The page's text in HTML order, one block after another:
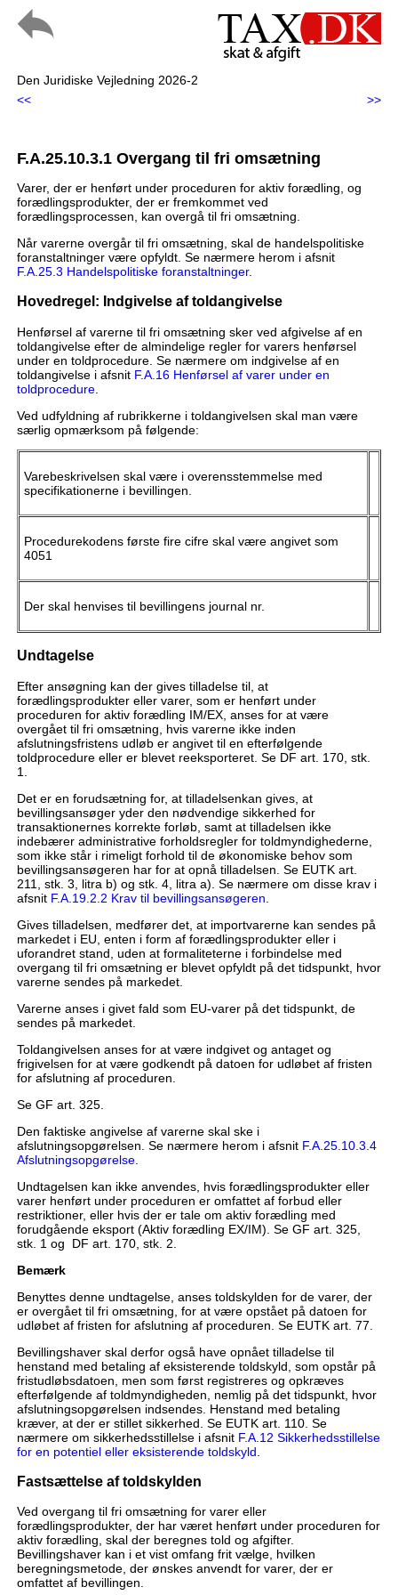
Den Juridiske Vejledning 2026-2
<<
>>
F.A.25.10.3.1 Overgang til fri omsætning
Varer, der er henført under proceduren for aktiv forædling, og
forædlingsprodukter, der er fremkommet ved
forædlingsprocessen, kan overgå til fri omsætning.
Når varerne overgår til fri omsætning, skal de handelspolitiske
foranstaltninger være opfyldt. Se nærmere herom i afsnit
F.A.25.3 Handelspolitiske foranstaltninger.
Hovedregel: Indgivelse af toldangivelse
Henførsel af varerne til fri omsætning sker ved afgivelse af en
toldangivelse efter de almindelige regler for varers henførsel
under en toldprocedure. Se nærmere om indgivelse af en
toldangivelse i afsnit F.A.16 Henførsel af varer under en
toldprocedure.
Ved udfyldning af rubrikkerne i toldangivelsen skal man være
særlig opmærksom på følgende:
Varebeskrivelsen skal være i overensstemmelse med
specifikationerne i bevillingen.
Procedurekodens første fire cifre skal være angivet som
4051
Der skal henvises til bevillingens journal nr.
Undtagelse
Efter ansøgning kan der gives tilladelse til, at
forædlingsprodukter eller varer, som er henført under
proceduren for aktiv forædling IM/EX, anses for at være
overgået til fri omsætning, hvis varerne ikke inden
afslutningsfristens udløb er angivet til en efterfølgende
toldprocedure eller er blevet reeksporteret. Se DF art. 170, stk.
1.
Det er en forudsætning for, at tilladelsenkan gives, at
bevillingsansøger yder den nødvendige sikkerhed for
transaktionernes korrekte forløb, samt at tilladelsen ikke
indebærer administrative forholdsregler for toldmyndighederne,
som ikke står i rimeligt forhold til de økonomiske behov som
bevillingsansøgeren har for at opnå tilladelsen. Se EUTK art.
211, stk. 3, litra b) og stk. 4, litra a). Se nærmere om disse krav i
afsnit F.A.19.2.2 Krav til bevillingsansøgeren
Gives tilladelsen, medfører det, at importvarerne kan sendes på
markedet i EU, enten i form af forædlingsprodukter eller i
uforandret stand, uden at formaliteterne i forbindelse med
overgang til fri omsætning er blevet opfyldt på det tidspunkt, hvor
varerne sendes på markedet.
Varerne anses i givet fald som EU-varer på det tidspunkt, de
sendes på markedet.
Toldangivelsen anses for at være indgivet og antaget og
frigivelsen for at være godkendt på datoen for udløbet af fristen
for afslutning af proceduren.
Se GF art. 325.
Den faktiske angivelse af varerne skal ske i
afslutningsopgørelsen. Se nærmere herom i afsnit F.A.25.10.3.4
Afslutningsopgørelse.
Undtagelsen kan ikke anvendes, hvis forædlingsprodukter eller
varer henført under proceduren er omfattet af forbud eller
restriktioner, eller hvis der er tale om aktiv forædling med
forudgående eksport (Aktiv forædling EX/IM). Se GF art. 325,
stk. 1 og DF art. 170, stk. 2.
Bemærk
Benyttes denne undtagelse, anses toldskylden for de varer, der
er overgået til fri omsætning, for at være opstået på datoen for
udløbet af fristen for afslutning af proceduren. Se EUTK art. 77.
Bevillingshaver skal derfor også have opnået tilladelse til
henstand med betaling af eksisterende toldskyld, som opstår på
fristudløbsdatoen, men som først registreres og opkræves
efterfølgende af toldmyndigheden, nemlig på det tidspunkt, hvor
afslutningsopgørelsen indsendes. Henstand med betaling
kræver, at der er stillet sikkerhed. Se EUTK art. 110. Se
nærmere om sikkerhedsstillelse i afsnit F.A.12 Sikkerhedsstillelse
for en potentiel eller eksisterende toldskyld
Fastsættelse af toldskylden
Ved overgang til fri omsætning for varer eller
forædlingsprodukter, der har været henført under proceduren for
aktiv forædling, skal der beregnes told og afgifter.
Bevillingshaver kan i et vist omfang frit vælge, hvilken
beregningsmetode, der ønskes anvendt for varer, der er
omfattet af bevillingen.